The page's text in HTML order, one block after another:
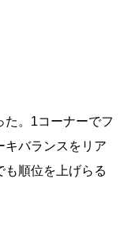
た。1コーナーでフ
キバランスをリア
も順位を上げらる